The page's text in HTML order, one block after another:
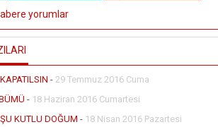
yorumlar
- 29 Temmuz 2016 Cuma
- 18 Haziran 2016 Cumartesi
KUTLU DOĞUM - 18 Nisan 2016 Pazartesi